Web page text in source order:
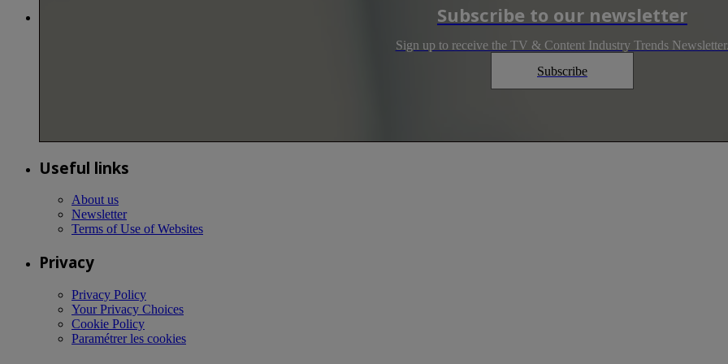
Subscribe to our newsletter
Sign up to receive the TV & Content Industry Trends
Subscribe
Useful links
About us
Newsletter
Terms of Use of Websites
Privacy
Privacy Policy
Your Privacy Choices
Cookie Policy
Paramétrer les cookies